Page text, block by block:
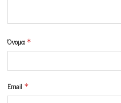
Όνομα *
Email *